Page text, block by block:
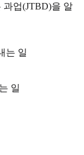
과업(JTBD)을 알
는 일
일